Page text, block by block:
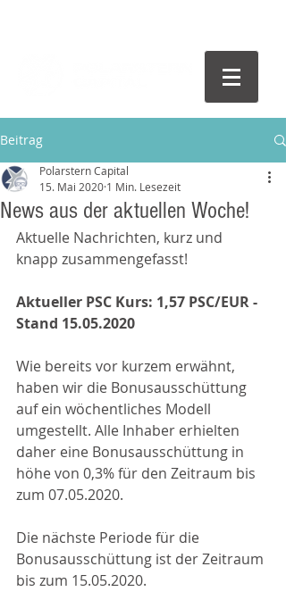
Beitrag
News aus der aktuellen Woche!
Polarstern Capital
15. Mai 2020 1 Min. Lesezeit
Aktuelle Nachrichten, kurz und
knapp zusammengefasst!
Aktueller PSC Kurs: 1,57 PSC/EUR -
Stand 15.05.2020
Wie bereits vor kurzem erwähnt,
haben wir die Bonusausschüttung
auf ein wöchentliches Modell
umgestellt. Alle Inhaber erhielten
daher eine Bonusausschüttung in
höhe von 0,3% für den Zeitraum bis
zum 07.05.2020.
Die nächste Periode für die
Bonusausschüttung ist der Zeitraum
bis zum 15.05.2020.